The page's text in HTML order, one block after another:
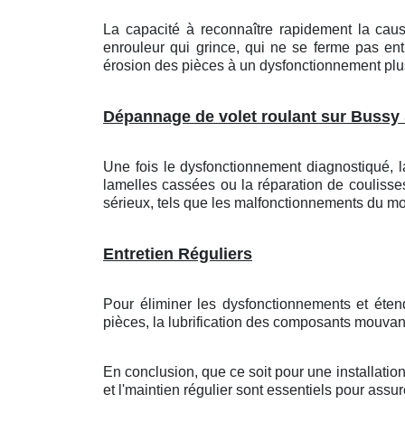
La capacité à reconnaître rapidement la
enrouleur qui grince, qui ne se ferme pas
érosion des pièces à un dysfonctionnement
Dépannage de volet roulant sur Bussy
Une fois le dysfonctionnement
lamelles cassées ou la réparation de
sérieux, tels que les malfonctionnements du
Entretien Réguliers
Pour éliminer les dysfonctionnements et
pièces, la lubrification des composants
En conclusion, que ce soit pour une
et l'maintien régulier sont essentiels pour